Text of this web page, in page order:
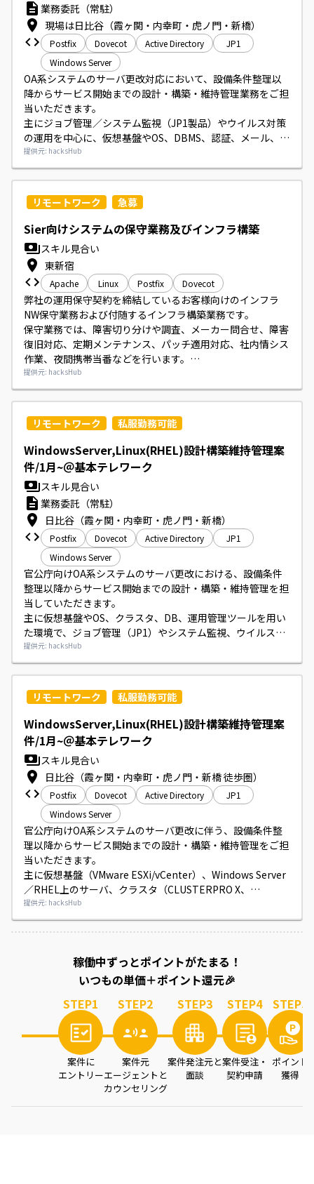
業務委託（常駐）
現場は日比谷（霞ヶ関・内幸町・虎ノ門・新橋）
Postfix Dovecot Active Directory
JP1
Windows Server
OA系システムのサーバ更改対応において、設備条件整理以
降からサービス開始までの設計・構築・維持管理業務をご担
当いただきます。
主にジョブ管理／システム監視（JP1製品）やウイルス対策
の運用を中心に、仮想基盤やOS、DBMS、認証、メール、バ
ックアップ等の運用保守・成果物のレビューに携わっていた
だきます。
顧客とのやり取りや元請のリーダーとの成果物レビューを行
っていただきます。
提供元: hacksHub
リモートワーク 急募
Sier向けシステムの保守業務及びインフラ構築
スキル見合い
東新宿
Apache Linux Postfix Dovecot
弊社の運用保守契約を締結しているお客様向けのインフラ
NW保守業務および付随するインフラ構築業務です。
保守業務では、障害切り分けや調査、メーカー問合せ、障害
復旧対応、定期メンテナンス、パッチ適用対応、社内情シス
作業、夜間携帯当番などを行います。
インフラ構築では、顧客からの依頼に応じてADやファイル
サーバ、メールサーバ、ルーター/FW機器などの新規構築や
リプレースを行います。
提供元: hacksHub
リモートワーク 私服勤務可能
WindowsServer,Linux(RHEL)設計構築維持管理案
件/1月~＠基本テレワーク
スキル見合い
業務委託（常駐）
日比谷（霞ヶ関・内幸町・虎ノ門・新橋）
Postfix Dovecot Active Directory
JP1
Windows Server
官公庁向けOA系システムのサーバ更改における、設備条件
整理以降からサービス開始までの設計・構築・維持管理を担
当していただきます。
主に仮想基盤やOS、クラスタ、DB、運用管理ツールを用い
た環境で、ジョブ管理（JP1）やシステム監視、ウイルス対
策の運用・設定・検証等を行っていただきます。
成果物のレビューや関係者との調整も発生します。
提供元: hacksHub
リモートワーク 私服勤務可能
WindowsServer,Linux(RHEL)設計構築維持管理案
件/1月~＠基本テレワーク
スキル見合い
日比谷（霞ヶ関・内幸町・虎ノ門・新橋 徒歩圏）
Postfix Dovecot Active Directory
JP1
Windows Server
官公庁向けOA系システムのサーバ更改に伴う、設備条件整
理以降からサービス開始までの設計・構築・維持管理をご担
当いただきます。
主に仮想基盤（VMware ESXi/vCenter）、Windows Server
／RHEL上のサーバ、クラスタ（CLUSTERPRO X、
WSFC）、DB（Microsoft SQL Server、Oracle）環境におけ
るジョブ管理・システム監視（JP1製品）およびウイルス対
策運用・設定・保守を中心に対応していただきます。
に対応いただける方を希望します。
提供元: hacksHub
稼働中ずっとポイントがたまる！
いつもの単価＋ポイント還元🎉
STEP1
案件に
エントリー
STEP2
案件元
エージェントと
カウンセリング
STEP3
案件発注元と
面談
STEP4
案件受注・
契約申請
STEP5
ポイント
獲得